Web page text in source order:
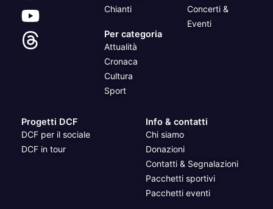
Chianti
Per categoria
Attualità
Cronaca
Cultura
Sport
Concerti &
Eventi
Progetti DCF
DCF per il sociale
DCF in tour
Info & contatti
Chi siamo
Donazioni
Contatti & Segnalazioni
Pacchetti sportivi
Pacchetti eventi